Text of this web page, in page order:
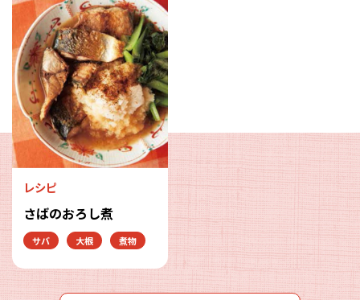
レシピ
さばのおろし煮
サバ 大根 煮物